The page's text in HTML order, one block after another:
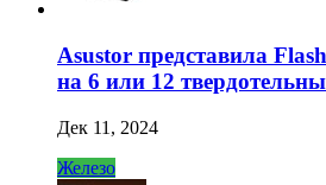
Asustor представила
на 6 или 12
Дек 11, 2024
Железо